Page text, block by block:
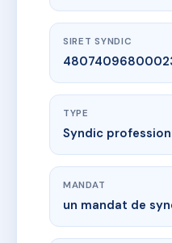
SIRET SYNDIC
TYPE
Syndic
MANDAT
un mandat de